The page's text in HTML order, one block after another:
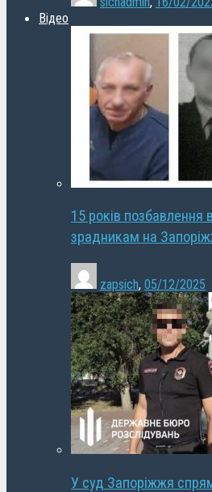
Відео
15 років позбавлення
зрадникам на
zapsich, 05/12/2025
У суд Запоріжжя